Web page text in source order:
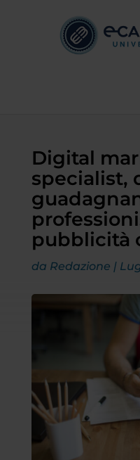
Digital
specialist,
pubblicità
da Redazione |